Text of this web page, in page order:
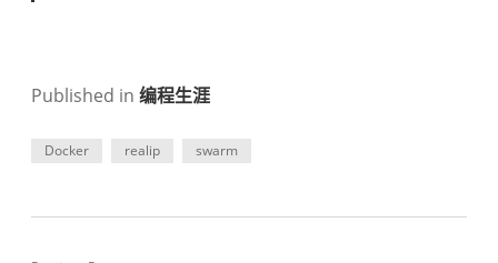
Published in 编程生涯
Docker realip swarm